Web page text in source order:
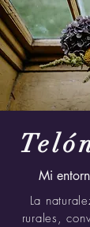
Mi
La
rurales,